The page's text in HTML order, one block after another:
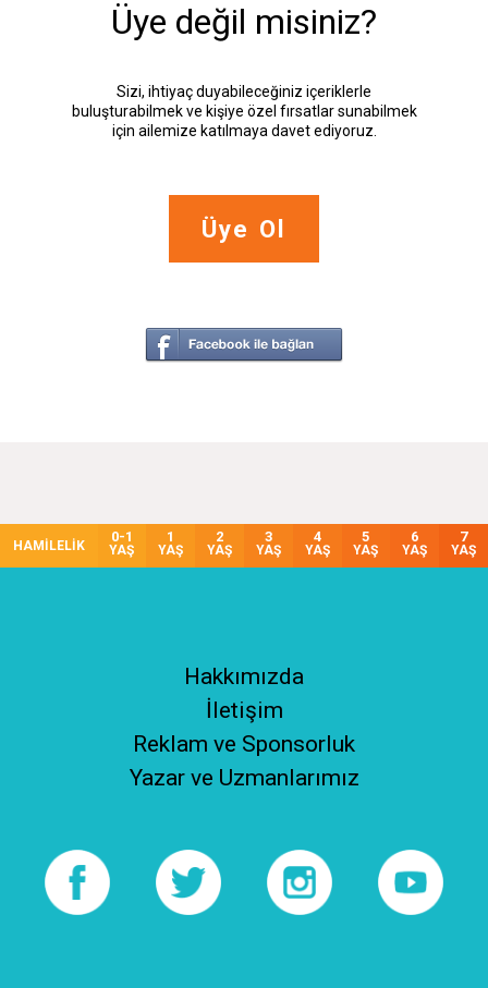
Üye değil misiniz?
Sizi, ihtiyaç duyabileceğiniz içeriklerle
buluşturabilmek ve kişiye özel fırsatlar sunabilmek
için ailemize katılmaya davet ediyoruz.
Üye Ol
HAMİLELİK
0-1
YAŞ
1
YAŞ
2
YAŞ
3
YAŞ
4
YAŞ
5
YAŞ
6
YAŞ
7
YAŞ
Hakkımızda
İletişim
Reklam ve Sponsorluk
Yazar ve Uzmanlarımız